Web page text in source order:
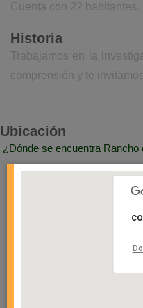
Cuenta con 22
Historia
Trabajamos en la
comprensión y te
Ubicación
¿Dónde se encuentra